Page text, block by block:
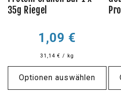
35g Riegel
Normaler
Preis
1,09 €
31,14 € / kg
Optionen auswählen